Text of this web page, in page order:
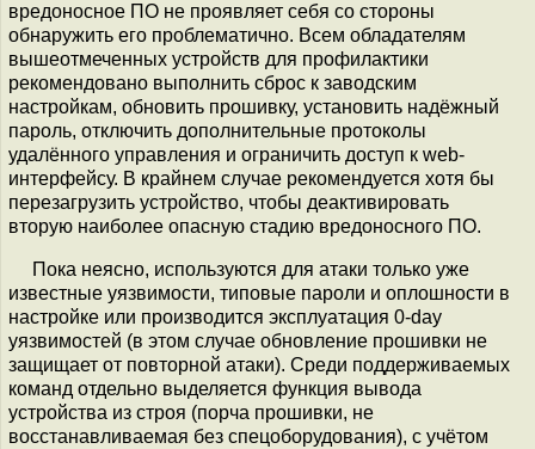
вредоносное ПО не проявляет себя со стороны
обнаружить его проблематично. Всем обладателям
вышеотмеченных устройств для профилактики
рекомендовано выполнить сброс к заводским
настройкам, обновить прошивку, установить надёжный
пароль, отключить дополнительные протоколы
удалённого управления и ограничить доступ к web-
интерфейсу. В крайнем случае рекомендуется хотя бы
перезагрузить устройство, чтобы деактивировать
вторую наиболее опасную стадию вредоносного ПО.
Пока неясно, используются для атаки только уже
известные уязвимости, типовые пароли и оплошности в
настройке или производится эксплуатация 0-day
уязвимостей (в этом случае обновление прошивки не
защищает от повторной атаки). Среди поддерживаемых
команд отдельно выделяется функция вывода
устройства из строя (порча прошивки, не
восстанавливаемая без спецоборудования), с учётом